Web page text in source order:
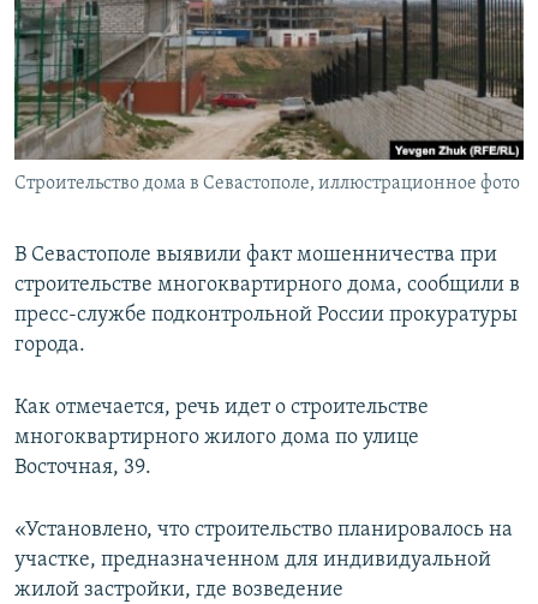
ПОБЕДИТЕЛЕЙ НЕ СУДЯТ?
КРЫМ.НЕПОКОРЕННЫЙ
ELIFBE
УКРАИНСКАЯ ПРОБЛЕМА КРЫМА
ПРИСОЕДИНЯЙТЕСЬ!
Все сайты RFE/RL
Строительство дома в Севастополе, иллюстрационное фото
В Севастополе выявили факт мошенничества при
строительстве многоквартирного дома, сообщили в
пресс-службе подконтрольной России прокуратуры
города.
Как отмечается, речь идет о строительстве
многоквартирного жилого дома по улице
Восточная, 39.
«Установлено, что строительство планировалось на
участке, предназначенном для индивидуальной
жилой застройки, где возведение